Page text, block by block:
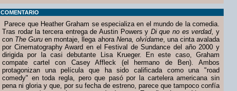
COMENTARIO
Parece que Heather Graham se especializa en el mundo de la comedia.
Tras rodar la tercera entrega de Austin Powers y Di que no es verdad, y
con The Guru en montaje, llega ahora Nena, olvídame, una cinta avalada
por Cinematography Award en el Festival de Sundance del año 2000 y
dirigida por la casi debutante Lisa Krueger. En este caso, Graham
compate cartel con Casey Affleck (el hermano de Ben). Ambos
protagonizan una película que ha sido calificada como una "road
comedy" en toda regla, pero que pasó por la cartelera americana sin
pena ni gloria y que, por su fecha de estreno, parece que tampoco confía